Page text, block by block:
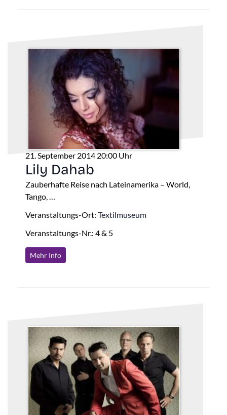
21. September 2014 20:00 Uhr
Lily Dahab
Zauberhafte Reise nach Lateinamerika – World,
Tango, …
Veranstaltungs-Ort: Textilmuseum
Veranstaltungs-Nr.: 4 & 5
Mehr Info